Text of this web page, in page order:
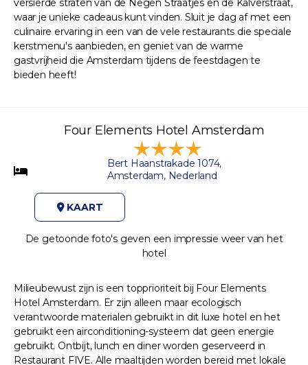
versierde straten van de Negen Straatjes en de Kalverstraat,
waar je unieke cadeaus kunt vinden. Sluit je dag af met een
culinaire ervaring in een van de vele restaurants die speciale
kerstmenu's aanbieden, en geniet van de warme
gastvrijheid die Amsterdam tijdens de feestdagen te
bieden heeft!
Four Elements Hotel Amsterdam
Bert Haanstrakade 1074,
Amsterdam, Nederland
KAART
De getoonde foto's geven een impressie weer van het
hotel
Milieubewust zijn is een topprioriteit bij Four Elements
Hotel Amsterdam. Er zijn alleen maar ecologisch
verantwoorde materialen gebruikt in dit luxe hotel en het
gebruikt een airconditioning-systeem dat geen energie
gebruikt. Ontbijt, lunch en diner worden geserveerd in
Restaurant FIVE. Alle maaltijden worden bereid met lokale